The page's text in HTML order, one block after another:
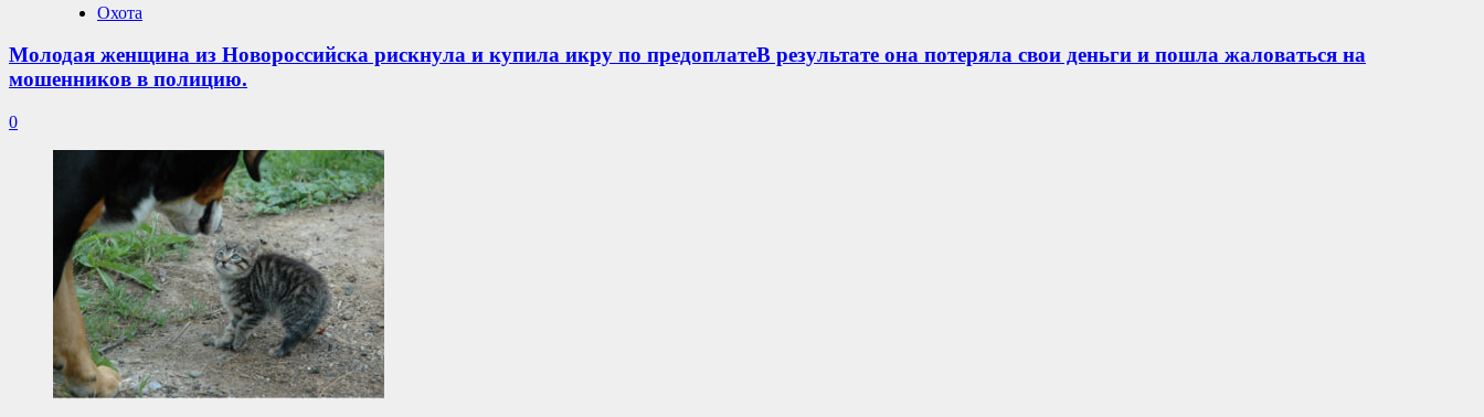
Охота
Молодая женщина из Новороссийска рискнула и купила икру по предоплатеВ результате она потеряла свои деньги и пошла жаловаться на
мошенников в полицию.
0